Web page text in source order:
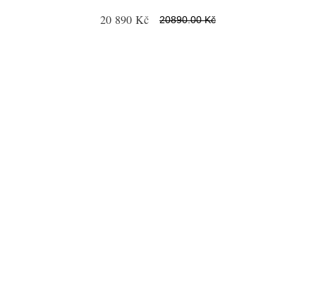
20 890 Kč 20890.00 Kč